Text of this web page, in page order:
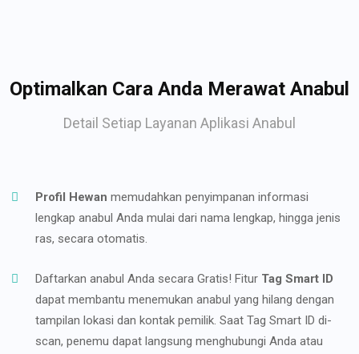
Optimalkan Cara Anda Merawat Anabul
Detail Setiap Layanan Aplikasi Anabul
Profil Hewan memudahkan penyimpanan informasi
lengkap anabul Anda mulai dari nama lengkap, hingga jenis
ras, secara otomatis.
Daftarkan anabul Anda secara Gratis! Fitur Tag Smart ID
dapat membantu menemukan anabul yang hilang dengan
tampilan lokasi dan kontak pemilik. Saat Tag Smart ID di-
scan, penemu dapat langsung menghubungi Anda atau